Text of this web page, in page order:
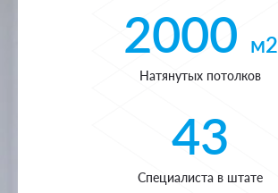
2000 м2
Натянутых потолков
43
Специалиста в штате